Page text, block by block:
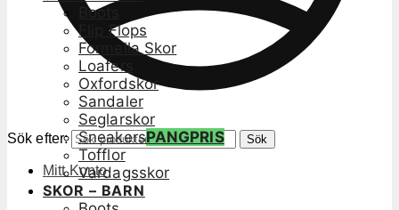
Sök efter: Sök
Mitt Konto
Boots
Flip Flops
Formella Skor
Loafers
Oxfordskor
Sandaler
Seglarskor
SneakersPANGPRIS
Tofflor
Vardagsskor
SKOR – BARN